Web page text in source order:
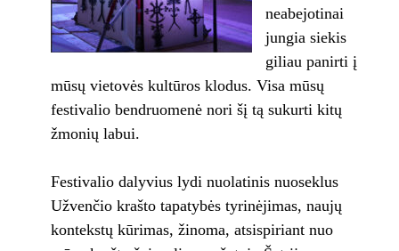
neabejotinai
jungia siekis
giliau panirti į
mūsų vietovės kultūros klodus. Visa mūsų
festivalio bendruomenė nori šį tą sukurti kitų
žmonių labui.
Festivalio dalyvius lydi nuolatinis nuoseklus
Užvenčio krašto tapatybės tyrinėjimas, naujų
kontekstų kūrimas, žinoma, atsispiriant nuo